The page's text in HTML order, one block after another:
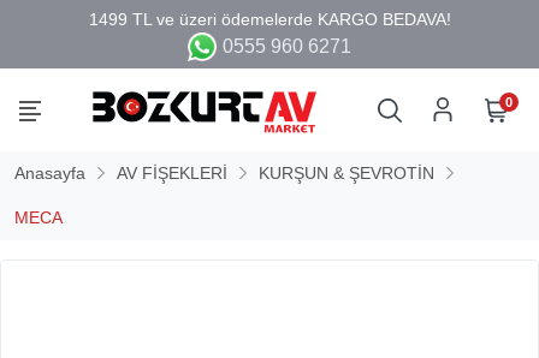
0555 960 6271
0
Anasayfa AV FİŞEKLERİ KURŞUN & ŞEVROTİN
MECA